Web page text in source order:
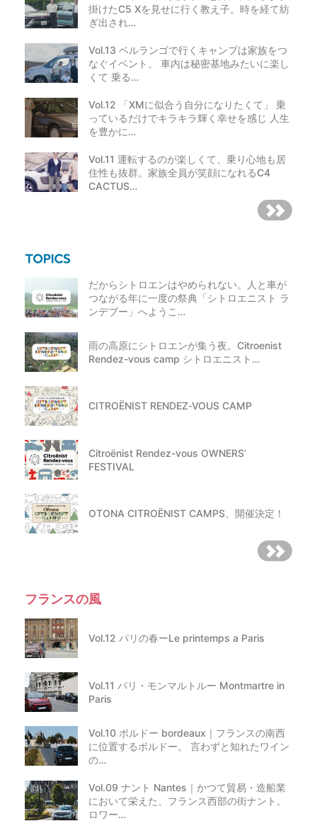
掛けたC5 Xを見せに行く教え子。時を経て紡
ぎ出され…
Vol.13 ベルランゴで行くキャンプは家族をつ
なぐイベント。 車内は秘密基地みたいに楽し
くて 乗る…
Vol.12 「XMに似合う自分になりたくて」 乗
っているだけでキラキラ輝く幸せを感じ 人生
を豊かに…
Vol.11 運転するのが楽しくて、乗り心地も居
住性も抜群。家族全員が笑顔になれるC4
CACTUS…
だからシトロエンはやめられない。人と車が
つながる年に一度の祭典「シトロエニスト ラ
ンデブー」へようこ…
雨の高原にシトロエンが集う夜。Citroenist
Rendez-vous camp シトロエニスト…
CITROËNIST RENDEZ-VOUS CAMP
Citroënist Rendez-vous OWNERS’
FESTIVAL
OTONA CITROËNIST CAMPS、開催決定！
フランスの風
Vol.12 パリの春ーLe printemps a Paris
Vol.11 パリ・モンマルトルー Montmartre in
Paris
Vol.10 ボルドー bordeaux｜フランスの南西
に位置するボルドー。 言わずと知れたワイン
の…
Vol.09 ナント Nantes｜かつて貿易・造船業
において栄えた、フランス西部の街ナント。
ロワー…